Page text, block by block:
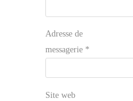
Adresse de
messagerie *
Site web